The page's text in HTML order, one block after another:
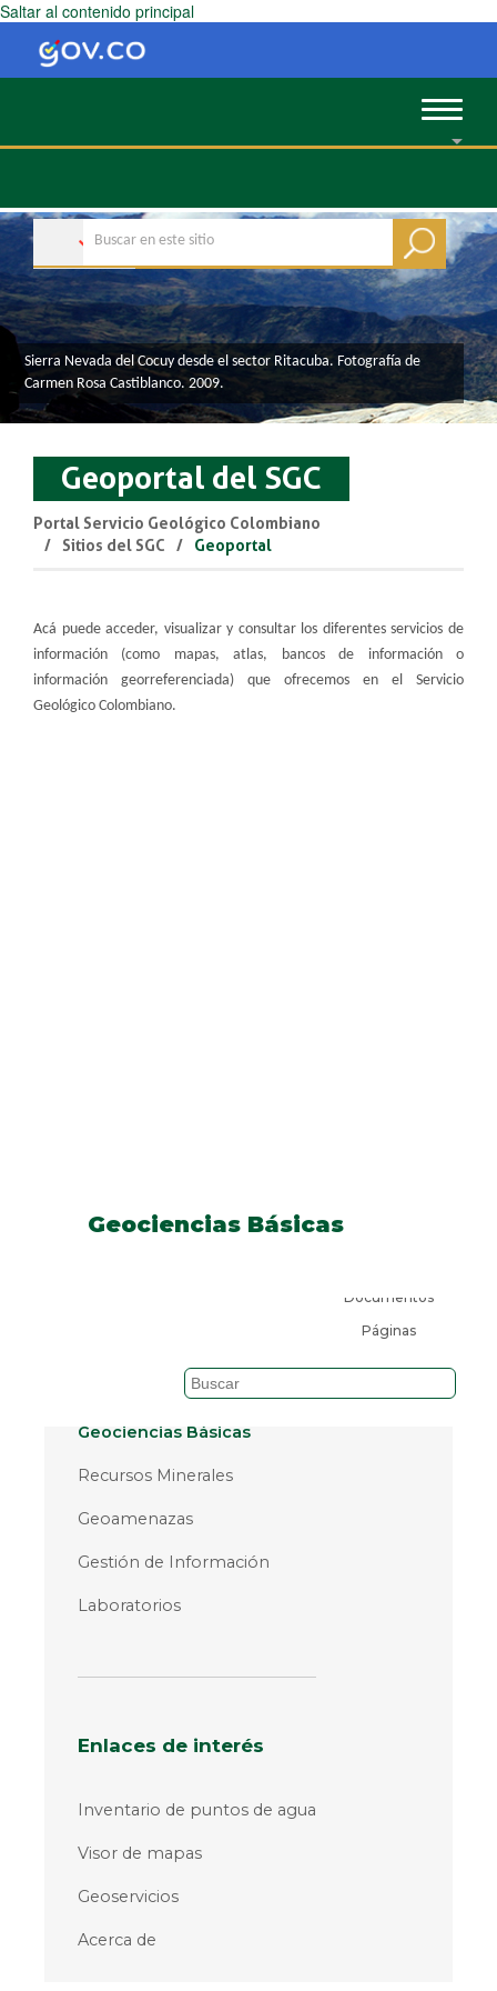
Saltar al contenido principal
Toggle
​​​​​​​​​​​​​​​​​​​​​​​​​​​​​​​​​​​​​​​​​​​​​​​​​​​​​​​Sierra Nevada del Cocuy desde el sector Ritacuba. Fotografía de
Carmen Rosa Castiblanco. 2009.​
Geoportal del SGC
Portal Servicio Geológico Colombiano
Sitios del SGC
Geoportal
Acá puede acceder, visualizar y consultar los diferentes servicios de
información (como mapas, atlas, bancos de información o
información georreferenciada) que ofrecemos en el Servicio
Geológico Colombiano.